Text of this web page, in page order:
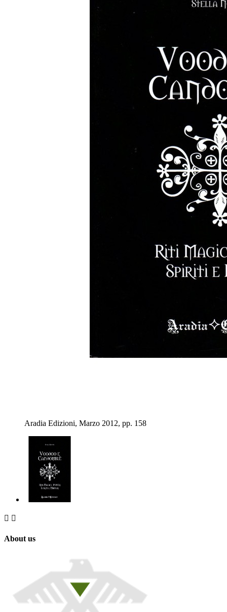
Aradia Edizioni, Marzo 2012, pp. 158
 
About us